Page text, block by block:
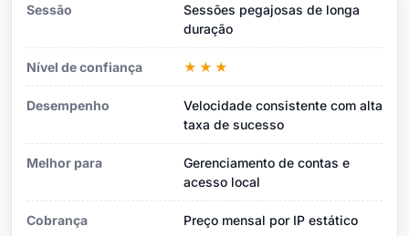
Sessão
Sessões pegajosas de longa
duração
Nível de confiança ★★★
Desempenho
Velocidade consistente com alta
taxa de sucesso
Melhor para
Gerenciamento de contas e
acesso local
Cobrança Preço mensal por IP estático